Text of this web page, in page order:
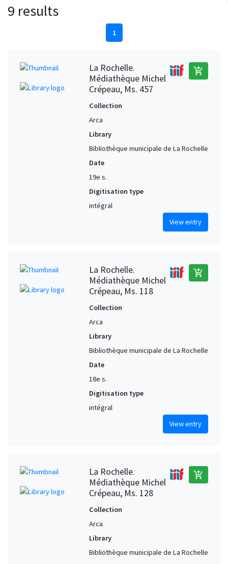
9 results
1
La Rochelle.
Médiathèque Michel
Crépeau, Ms. 457
add_shopping_cart
Collection
Arca
Library
Bibliothèque municipale de La Rochelle
Date
19e s.
Digitisation type
intégral
View entry
La Rochelle.
Médiathèque Michel
Crépeau, Ms. 118
add_shopping_cart
Collection
Arca
Library
Bibliothèque municipale de La Rochelle
Date
18e s.
Digitisation type
intégral
View entry
La Rochelle.
Médiathèque Michel
Crépeau, Ms. 128
add_shopping_cart
Collection
Arca
Library
Bibliothèque municipale de La Rochelle